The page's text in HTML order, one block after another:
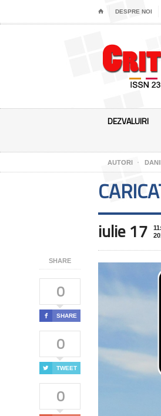
⌂ DESPRE NOI
DEZVALUIRI
AUTORI
SHARE
0
 SHARE
0
 TWEET
0
iulie 17